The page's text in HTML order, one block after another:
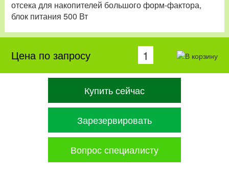
отсека для накопителей большого форм-фактора,
блок питания 500 Вт
Цена по запросу
Купить сейчас
Зарезервировать
Вопрос специалисту